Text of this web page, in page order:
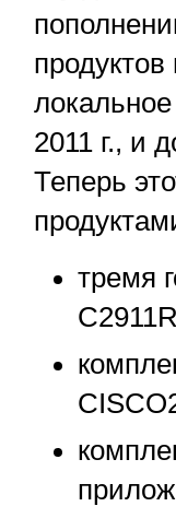
2011 г., и
Теперь
тремя